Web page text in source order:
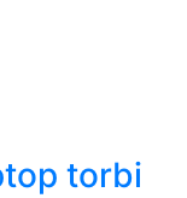
torbi